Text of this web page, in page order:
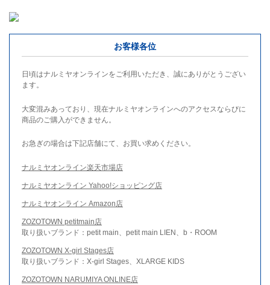
お客様各位
日頃はナルミヤオンラインをご利用いただき、誠にありがとうござい
ます。
大変混みあっており、現在ナルミヤオンラインへのアクセスならびに
商品のご購入ができません。
お急ぎの場合は下記店舗にて、お買い求めください。
ナルミヤオンライン楽天市場店
ナルミヤオンライン Yahoo!ショッピング店
ナルミヤオンライン Amazon店
ZOZOTOWN petitmain店
取り扱いブランド：petit main、petit main LIEN、b・ROOM
ZOZOTOWN X-girl Stages店
取り扱いブランド：X-girl Stages、XLARGE KIDS
ZOZOTOWN NARUMIYA ONLINE店